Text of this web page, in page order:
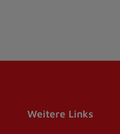
Weitere Links